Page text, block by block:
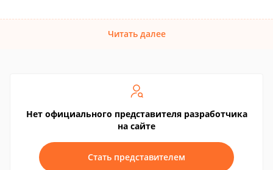
Читать далее
Нет официального представителя разработчика
на сайте
Стать представителем